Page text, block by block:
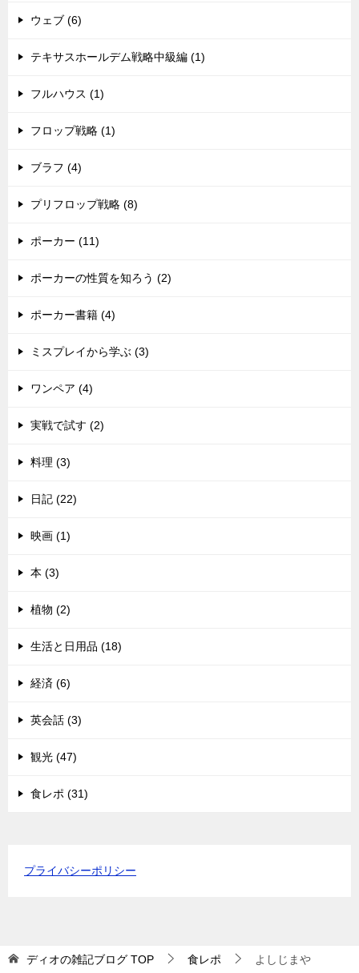
ウェブ (6)
テキサスホールデム戦略中級編 (1)
フルハウス (1)
フロップ戦略 (1)
ブラフ (4)
プリフロップ戦略 (8)
ポーカー (11)
ポーカーの性質を知ろう (2)
ポーカー書籍 (4)
ミスプレイから学ぶ (3)
ワンペア (4)
実戦で試す (2)
料理 (3)
日記 (22)
映画 (1)
本 (3)
植物 (2)
生活と日用品 (18)
経済 (6)
英会話 (3)
観光 (47)
食レポ (31)
プライバシーポリシー
ディオの雑記ブログ TOP 食レポ よしじまや